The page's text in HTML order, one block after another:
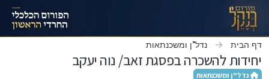
דילוג לתוכן
דף הבית נדל"ן ומשכנתאות
יחידות להשכרה בפסגת זאב/ נוה יעקב
נדל"ן ומשכנתאות